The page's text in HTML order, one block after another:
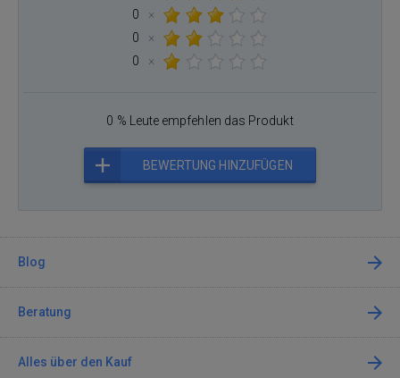
0
×
0
×
0
×
0 % Leute empfehlen das Produkt
BEWERTUNG HINZUFÜGEN
Blog
Beratung
Alles über den Kauf